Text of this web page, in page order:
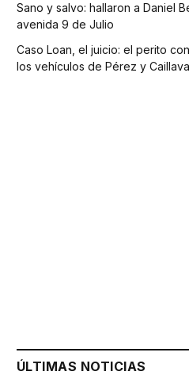
Sano y salvo: hallaron a Daniel
avenida 9 de Julio
Caso Loan, el juicio: el perito
los vehículos de Pérez y Caillava
ÚLTIMAS NOTICIAS